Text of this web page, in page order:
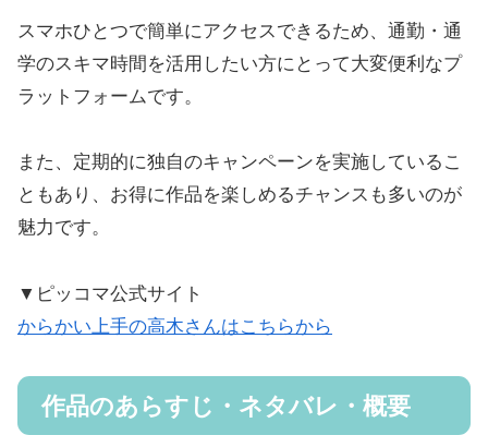
スマホひとつで簡単にアクセスできるため、通勤・通
学のスキマ時間を活用したい方にとって大変便利なプ
ラットフォームです。
また、定期的に独自のキャンペーンを実施しているこ
ともあり、お得に作品を楽しめるチャンスも多いのが
魅力です。
▼ピッコマ公式サイト
からかい上手の高木さんはこちらから
作品のあらすじ・ネタバレ・概要